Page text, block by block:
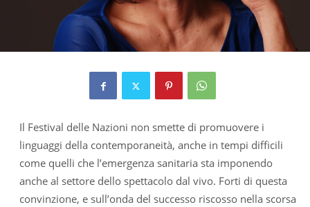
Il Festival delle Nazioni non smette di promuovere i
linguaggi della contemporaneità, anche in tempi difficili
come quelli che l’emergenza sanitaria sta imponendo
anche al settore dello spettacolo dal vivo. Forti di questa
convinzione, e sull’onda del successo riscosso nella scorsa